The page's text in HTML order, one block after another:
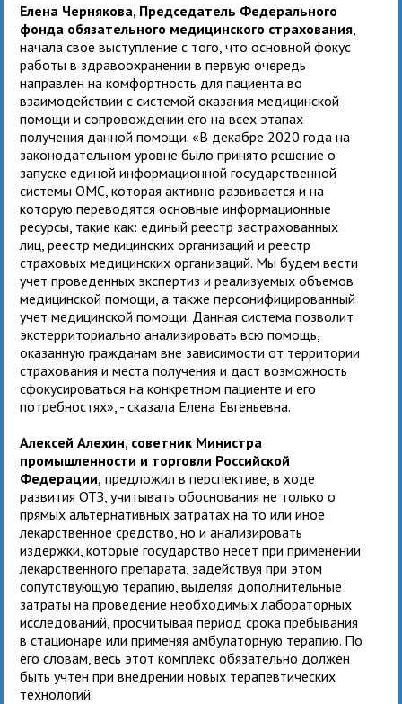
Елена Чернякова, Председатель Федерального
фонда обязательного медицинского страхования
начала свое выступление с того, что основной фокус
работы в здравоохранении в первую очередь
направлен на комфортность для пациента во
взаимодействии с системой оказания медицинской
помощи и сопровождении его на всех этапах
получения данной помощи. «В декабре 2020 года на
законодательном уровне было принято решение о
запуске единой информационной государственной
системы ОМС, которая активно развивается и на
которую переводятся основные информационные
ресурсы, такие как: единый реестр застрахованных
лиц, реестр медицинских организаций и реестр
страховых медицинских организаций. Мы будем вести
учет проведенных экспертиз и реализуемых объемов
медицинской помощи, а также персонифицированный
учет медицинской помощи. Данная система позволит
экстерриториально анализировать всю помощь,
оказанную гражданам вне зависимости от территории
страхования и места получения и даст возможность
сфокусироваться на конкретном пациенте и его
потребностях», - сказала Елена Евгеньевна.
Алексей Алехин, советник Министра
промышленности и торговли Российской
Федерации, предложил в перспективе, в ходе
развития ОТЗ, учитывать обоснования не только о
прямых альтернативных затратах на то или иное
лекарственное средство, но и анализировать
издержки, которые государство несет при применении
лекарственного препарата, задействуя при этом
сопутствующую терапию, выделяя дополнительные
затраты на проведение необходимых лабораторных
исследований, просчитывая период срока пребывания
в стационаре или применяя амбулаторную терапию. По
его словам, весь этот комплекс обязательно должен
быть учтен при внедрении новых терапевтических
технологий.